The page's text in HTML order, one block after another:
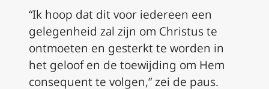
“Ik hoop dat dit voor iedereen een
gelegenheid zal zijn om Christus te
ontmoeten en gesterkt te worden in
het geloof en de toewijding om Hem
consequent te volgen,” zei de paus.